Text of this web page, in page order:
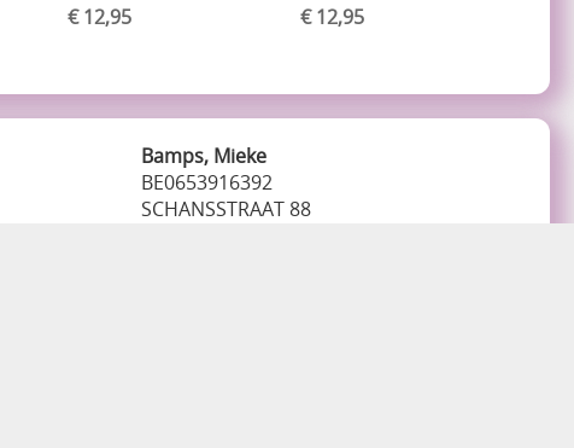
€ 12,95
€ 12,95
Bamps, Mieke
BE0653916392
SCHANSSTRAAT 88